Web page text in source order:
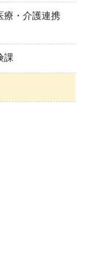
療・介護連携
課